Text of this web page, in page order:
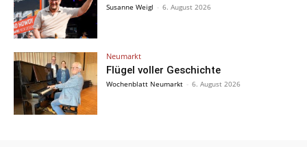
Susanne Weigl - 6. August 2026
Neumarkt
Flügel voller Geschichte
Wochenblatt Neumarkt - 6. August 2026